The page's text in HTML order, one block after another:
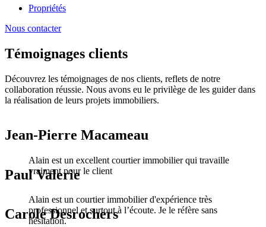
Propriétés
Nous contacter
Témoignages clients
Découvrez les témoignages de nos clients, reflets de notre
collaboration réussie. Nous avons eu le privilège de les guider dans
la réalisation de leurs projets immobiliers.
Jean-Pierre Macameau
Alain est un excellent courtier immobilier qui travaille
vraiment pour le client
Paul Valerie
Alain est un courtier immobilier d'expérience très
professionnel et surtout à l’écoute. Je le réfère sans
hésitation.
Carole Desrochers